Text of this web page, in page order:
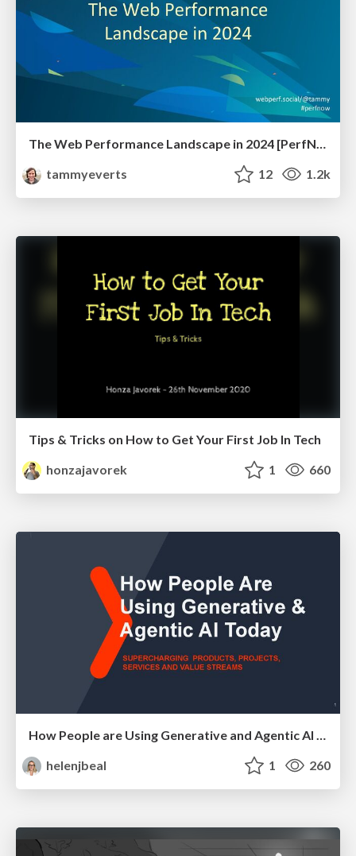
tammyeverts
12 1.2k
Tips & Tricks on How to Get Your First Job In Tech
honzajavorek
1 660
How People are Using Generative and Agentic AI to Supercharge Their Products, Projects, Services and Value Streams Today
helenjbeal
1 260